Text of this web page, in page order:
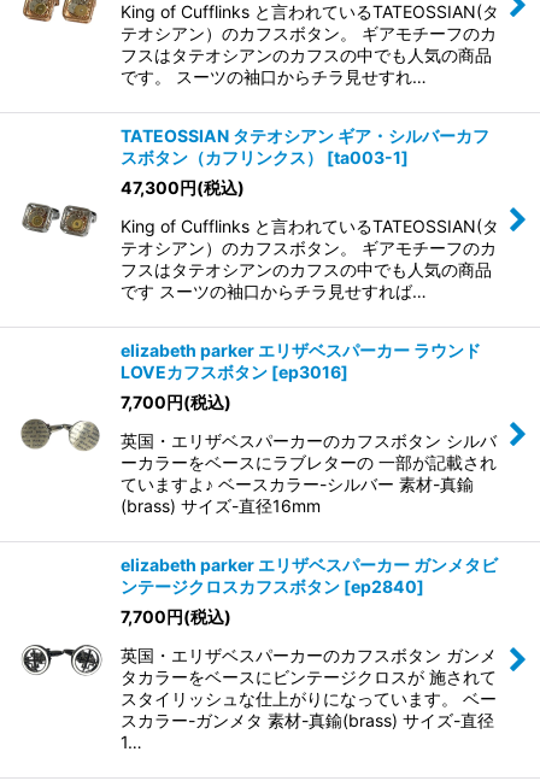
King of Cufflinks と言われているTATEOSSIAN(タ
テオシアン）のカフスボタン。 ギアモチーフのカ
フスはタテオシアンのカフスの中でも人気の商品
です。 スーツの袖口からチラ見せすれ…
TATEOSSIAN タテオシアン ギア・シルバーカフ
スボタン（カフリンクス）
[ta003-1]
47,300円(税込)
King of Cufflinks と言われているTATEOSSIAN(タ
テオシアン）のカフスボタン。 ギアモチーフのカ
フスはタテオシアンのカフスの中でも人気の商品
です スーツの袖口からチラ見せすれば…
elizabeth parker エリザベスパーカー ラウンド
LOVEカフスボタン [ep3016]
7,700円(税込)
英国・エリザベスパーカーのカフスボタン シルバ
ーカラーをベースにラブレターの 一部が記載され
ていますよ♪ ベースカラー-シルバー 素材-真鍮
(brass) サイズ-直径16mm
elizabeth parker エリザベスパーカー ガンメタビ
ンテージクロスカフスボタン [ep2840]
7,700円(税込)
英国・エリザベスパーカーのカフスボタン ガンメ
タカラーをベースにビンテージクロスが 施されて
スタイリッシュな仕上がりになっています。 ベー
スカラー-ガンメタ 素材-真鍮(brass) サイズ-直径
1…